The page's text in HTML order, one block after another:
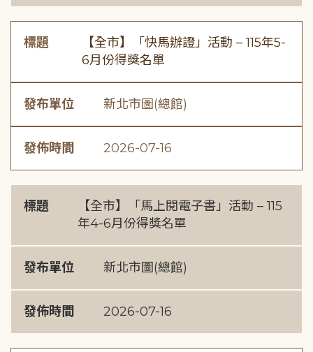
標題
【全市】「快馬辦證」活動 – 115年5-
6月份得獎名單
發布單位 新北市圖(總館)
發佈時間 2026-07-16
標題
【全市】「馬上閱電子書」活動 – 115
年4-6月份得獎名單
發布單位 新北市圖(總館)
發佈時間 2026-07-16